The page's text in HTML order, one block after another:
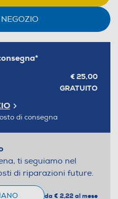
€ 25,00
GRATUITO
di consegna
ti seguiamo nel
di riparazioni future.
da € 2,22 al mese